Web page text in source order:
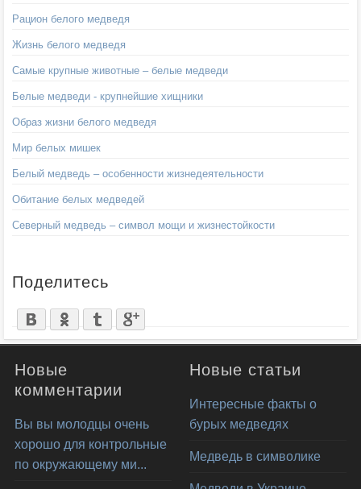
Рацион белого медведя
Жизнь белого медведя
Самые крупные животные – белые медведи
Белые медведи - крупнейшие хищники
Образ жизни белого медведя
Мир белых мишек
Белый медведь – особенности жизнедеятельности
Обитание белых медведей
Северный медведь – символ мощи и жизнестойкости
Поделитесь
Новые
комментарии
Вы вы молодцы очень
хорошо для контрольные
по окружающему ми...
Новые статьи
Интересные факты о
бурых медведях
Медведь в символике